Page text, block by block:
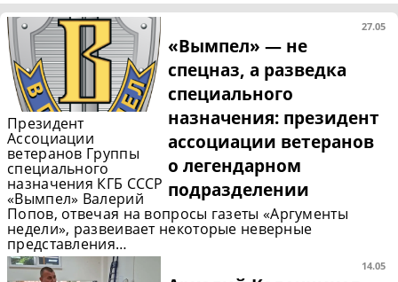
27.05
«Вымпел» — не
спецназ, а разведка
специального
назначения: президент
ассоциации ветеранов
о легендарном
подразделении
Президент
Ассоциации
ветеранов Группы
специального
назначения КГБ СССР
«Вымпел» Валерий
Попов, отвечая на вопросы газеты «Аргументы
недели», развеивает некоторые неверные
представления…
14.05